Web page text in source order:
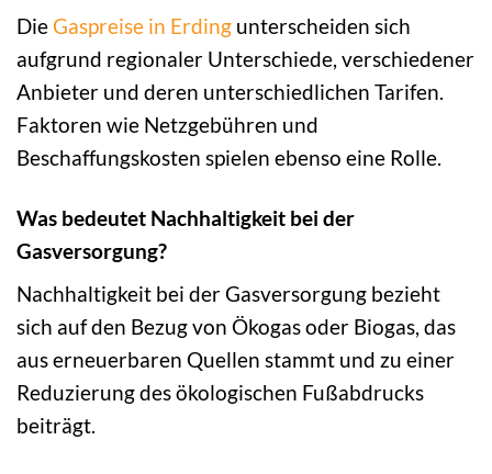
Die Gaspreise in Erding unterscheiden sich
aufgrund regionaler Unterschiede, verschiedener
Anbieter und deren unterschiedlichen Tarifen.
Faktoren wie Netzgebühren und
Beschaffungskosten spielen ebenso eine Rolle.
Was bedeutet Nachhaltigkeit bei der
Gasversorgung?
Nachhaltigkeit bei der Gasversorgung bezieht
sich auf den Bezug von Ökogas oder Biogas, das
aus erneuerbaren Quellen stammt und zu einer
Reduzierung des ökologischen Fußabdrucks
beiträgt.